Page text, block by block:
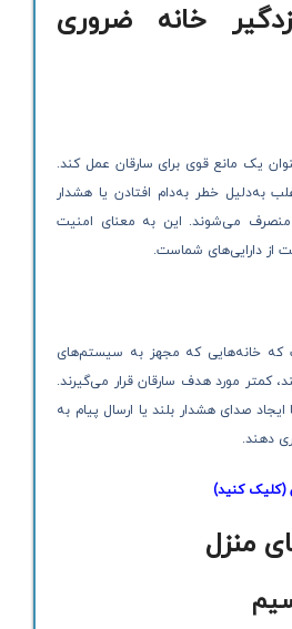
خانه
ضروری
یک مانع قوی برای سارقان عمل کند.
به‌دلیل خطر به‌دام افتادن یا هشدار
منصرف می‌شوند. این به معنای امنیت
از دارایی‌های شماست.
که خانه‌هایی که مجهز به سیستم‌های
کمتر مورد هدف سارقان قرار می‌گیرند.
صدای هشدار بلند یا ارسال پیام به
دهند.
(کلیک کنید)
منزل